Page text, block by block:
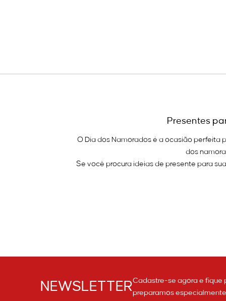
Presentes
O Dia dos Namorados é a ocasião perfeita
dos
Se você procura ideias de presente para
Por
NEWSLETTERCadastre-se agora e fique
preparamos